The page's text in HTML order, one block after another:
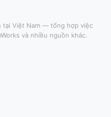
tại Việt Nam — tổng hợp việc
và nhiều nguồn khác.